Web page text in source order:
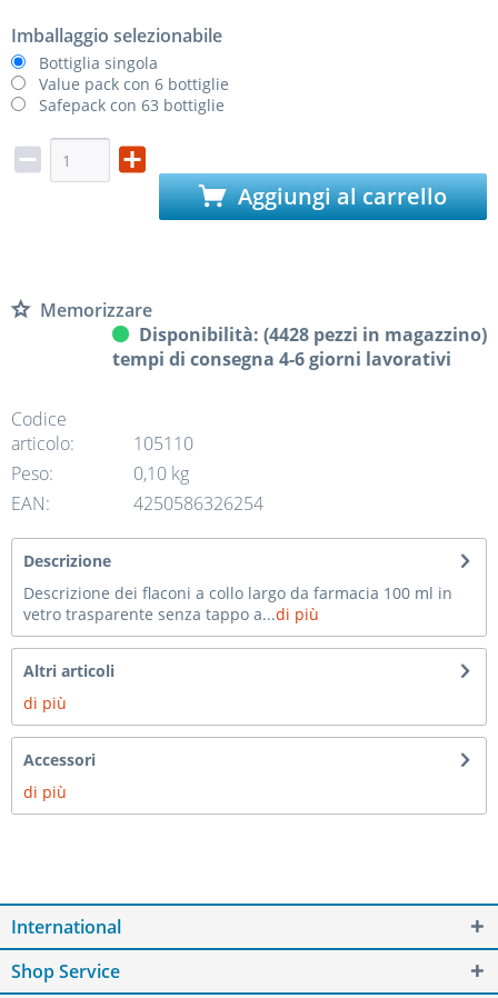
Imballaggio selezionabile
Bottiglia singola
Value pack con 6 bottiglie
Safepack con 63 bottiglie
Aggiungi al carrello
Memorizzare
Disponibilità: (4428 pezzi in magazzino)
tempi di consegna 4-6 giorni lavorativi
Codice
articolo:
105110
Peso:
0,10 kg
EAN:
4250586326254
Descrizione
Descrizione dei flaconi a collo largo da farmacia 100 ml in
vetro trasparente senza tappo a...di più
Altri articoli
di più
Accessori
di più
International
Shop Service